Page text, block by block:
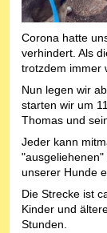
Corona hatte
verhindert. Als
trotzdem immer
Nun legen wir
starten wir um
Thomas und
Jeder kann
unserer Hunde
Die Strecke ist
Kinder und
Stunden.